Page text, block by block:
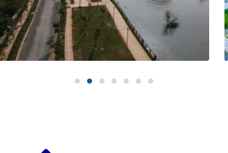
DỰ ÁN KHÁC